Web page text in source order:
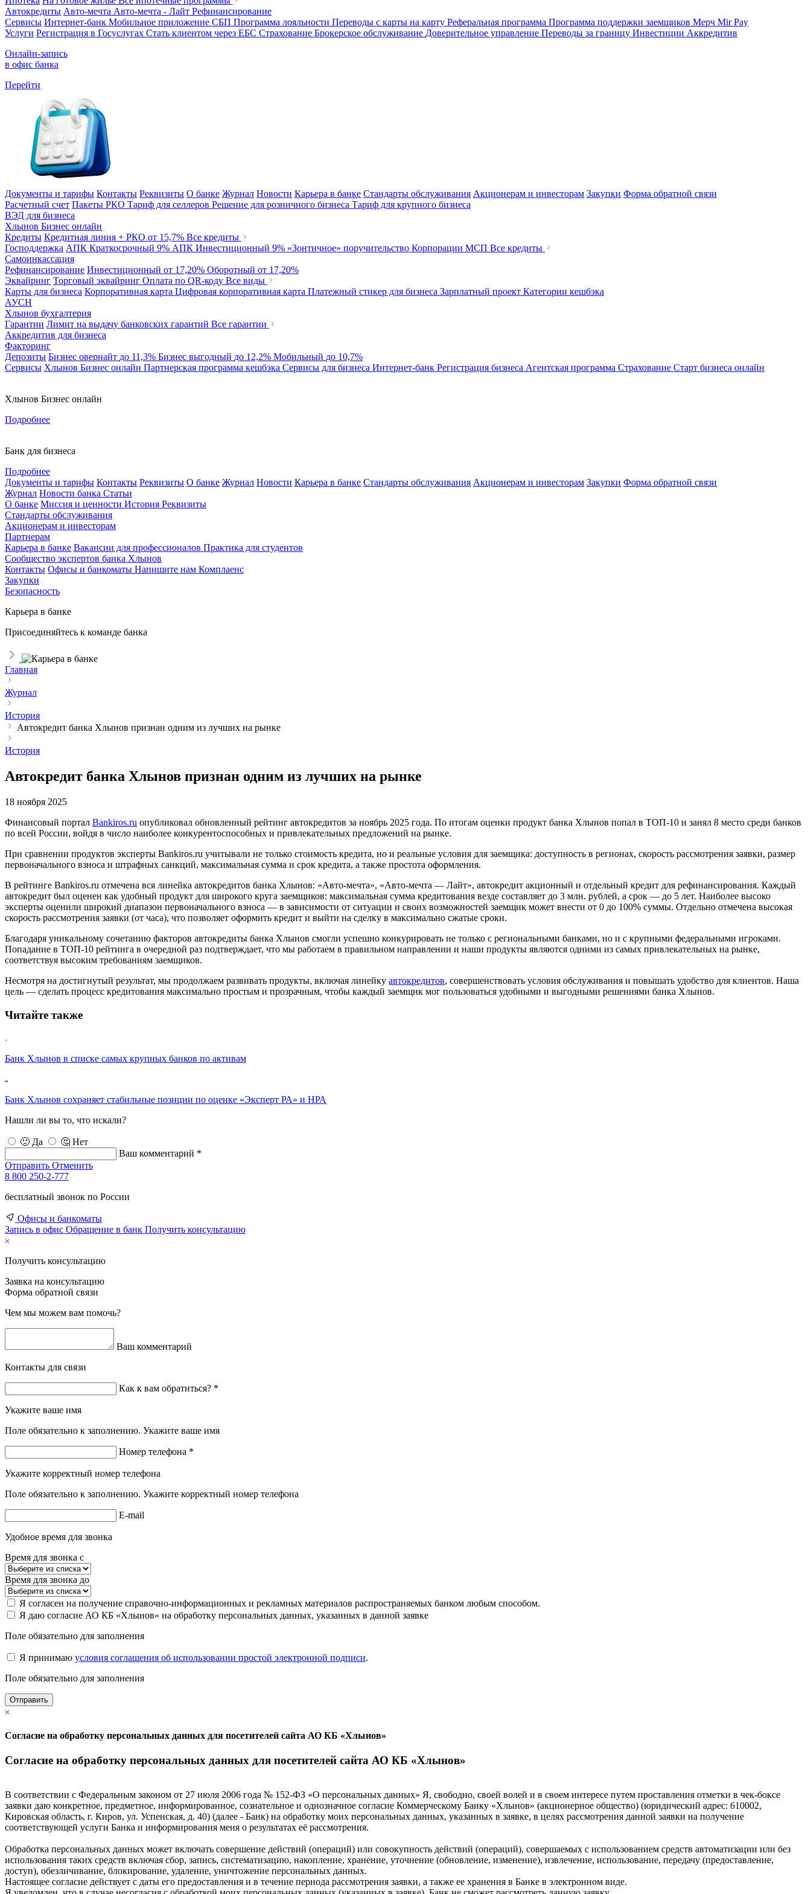
Автокредиты Авто-мечта Авто-мечта - Лайт Рефинансирование
Сервисы Интернет-банк Мобильное приложение СБП Программа лояльности Переводы с карты на карту Реферальная программа Программа поддержки заемщиков Мерч Mir Pay
Услуги Регистрация в Госуслугах Стать клиентом через ЕБС Страхование Брокерское обслуживание Доверительное управление Переводы за границу Инвестиции Аккредитив
Онлайн-запись
в офис банка
Перейти
Документы и тарифы Контакты Реквизиты О банке Журнал Новости Карьера в банке Стандарты обслуживания Акционерам и инвесторам Закупки Форма обратной связи
Расчетный счет Пакеты РКО Тариф для селлеров Решение для розничного бизнеса Тариф для крупного бизнеса
ВЭД для бизнеса
Хлынов Бизнес онлайн
Кредиты Кредитная линия + РКО от 15,7% Все кредиты
Господдержка АПК Краткосрочный 9% АПК Инвестиционный 9% «Зонтичное» поручительство Корпорации МСП Все кредиты
Самоинкассация
Рефинансирование Инвестиционный от 17,20% Оборотный от 17,20%
Эквайринг Торговый эквайринг Оплата по QR-коду Все виды
Карты для бизнеса Корпоративная карта Цифровая корпоративная карта Платежный стикер для бизнеса Зарплатный проект Категории кешбэка
АУСН
Хлынов бухгалтерия
Гарантии Лимит на выдачу банковских гарантий Все гарантии
Аккредитив для бизнеса
Факторинг
Депозиты Бизнес овернайт до 11,3% Бизнес выгодный до 12,2% Мобильный до 10,7%
Сервисы Хлынов Бизнес онлайн Партнерская программа кешбэка Сервисы для бизнеса Интернет-банк Регистрация бизнеса Агентская программа Страхование Старт бизнеса онлайн
Хлынов Бизнес онлайн
Подробнее
Банк для бизнеса
Подробнее
Документы и тарифы Контакты Реквизиты О банке Журнал Новости Карьера в банке Стандарты обслуживания Акционерам и инвесторам Закупки Форма обратной связи
Журнал Новости банка Статьи
О банке Миссия и ценности История Реквизиты
Стандарты обслуживания
Акционерам и инвесторам
Партнерам
Карьера в банке Вакансии для профессионалов Практика для студентов
Сообщество экспертов банка Хлынов
Контакты Офисы и банкоматы Напишите нам Комплаенс
Закупки
Безопасность
Карьера в банке
Присоединяйтесь к команде банка
Главная
Журнал
История
Автокредит банка Хлынов признан одним из лучших на рынке
История
Автокредит банка Хлынов признан одним из лучших на рынке
18 ноября 2025
Финансовый портал Bankiros.ru опубликовал обновленный рейтинг автокредитов за ноябрь 2025 года. По итогам оценки продукт банка Хлынов попал в ТОП-10 и занял 8 место среди банков
по всей России, войдя в число наиболее конкурентоспособных и привлекательных предложений на рынке.
При сравнении продуктов эксперты Bankiros.ru учитывали не только стоимость кредита, но и реальные условия для заемщика: доступность в регионах, скорость рассмотрения заявки, размер
первоначального взноса и штрафных санкций, максимальная сумма и срок кредита, а также простота оформления.
В рейтинге Bankiros.ru отмечена вся линейка автокредитов банка Хлынов: «Авто-мечта», «Авто-мечта — Лайт», автокредит акционный и отдельный кредит для рефинансирования. Каждый
автокредит был оценен как удобный продукт для широкого круга заемщиков: максимальная сумма кредитования везде составляет до 3 млн. рублей, а срок — до 5 лет. Наиболее высоко
эксперты оценили широкий диапазон первоначального взноса — в зависимости от ситуации и своих возможностей заемщик может внести от 0 до 100% суммы. Отдельно отмечена высокая
скорость рассмотрения заявки (от часа), что позволяет оформить кредит и выйти на сделку в максимально сжатые сроки.
Благодаря уникальному сочетанию факторов автокредиты банка Хлынов смогли успешно конкурировать не только с региональными банками, но и с крупными федеральными игроками.
Попадание в ТОП-10 рейтинга в очередной раз подтверждает, что мы работаем в правильном направлении и наши продукты являются одними из самых привлекательных на рынке,
соответствуя высоким требованиям заемщиков.
Несмотря на достигнутый результат, мы продолжаем развивать продукты, включая линейку автокредитов, совершенствовать условия обслуживания и повышать удобство для клиентов. Наша
цель — сделать процесс кредитования максимально простым и прозрачным, чтобы каждый заемщик мог пользоваться удобными и выгодными решениями банка Хлынов.
Читайте также
Банк Хлынов в списке самых крупных банков по активам
Банк Хлынов сохраняет стабильные позиции по оценке «Эксперт РА» и НРА
Нашли ли вы то, что искали?
🙂 Да
🤔 Нет
Ваш комментарий *
Отправить Отменить
8 800 250-2-777
бесплатный звонок по России
Офисы и банкоматы
Запись в офис Обращение в банк Получить консультацию
Получить консультацию
Заявка на консультацию
Форма обратной связи
Чем мы можем вам помочь?
Ваш комментарий
Контакты для связи
Как к вам обратиться? *
Укажите ваше имя
Поле обязательно к заполнению. Укажите ваше имя
Номер телефона *
Укажите корректный номер телефона
Поле обязательно к заполнению. Укажите корректный номер телефона
E-mail
Удобное время для звонка
Время для звонка с
Время для звонка до
Я согласен на получение справочно-информационных и рекламных материалов распространяемых банком любым способом.
Я даю согласие АО КБ «Хлынов» на обработку персональных данных, указанных в данной заявке
Поле обязательно для заполнения
Я принимаю условия соглашения об использовании простой электронной подписи.
Поле обязательно для заполнения
Отправить
Согласие на обработку персональных данных для посетителей сайта АО КБ «Хлынов»
Согласие на обработку персональных данных для посетителей сайта АО КБ «Хлынов»
В соответствии с Федеральным законом от 27 июля 2006 года № 152-ФЗ «О персональных данных» Я, свободно, своей волей и в своем интересе путем проставления отметки в чек-боксе
заявки даю конкретное, предметное, информированное, сознательное и однозначное согласие Коммерческому Банку «Хлынов» (акционерное общество) (юридический адрес: 610002,
Кировская область, г. Киров, ул. Успенская, д. 40) (далее - Банк) на обработку моих персональных данных, указанных в заявке, в целях рассмотрения данной заявки на получение
соответствующей услуги Банка и информирования меня о результатах её рассмотрения.
Обработка персональных данных может включать совершение действий (операций) или совокупность действий (операций), совершаемых с использованием средств автоматизации или без
использования таких средств включая сбор, запись, систематизацию, накопление, хранение, уточнение (обновление, изменение), извлечение, использование, передачу (предоставление,
доступ), обезличивание, блокирование, удаление, уничтожение персональных данных.
Настоящее согласие действует с даты его предоставления и в течение периода рассмотрения заявки, а также ее хранения в Банке в электронном виде.